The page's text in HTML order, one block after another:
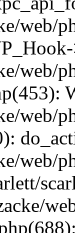
web/
web/
web/
web/